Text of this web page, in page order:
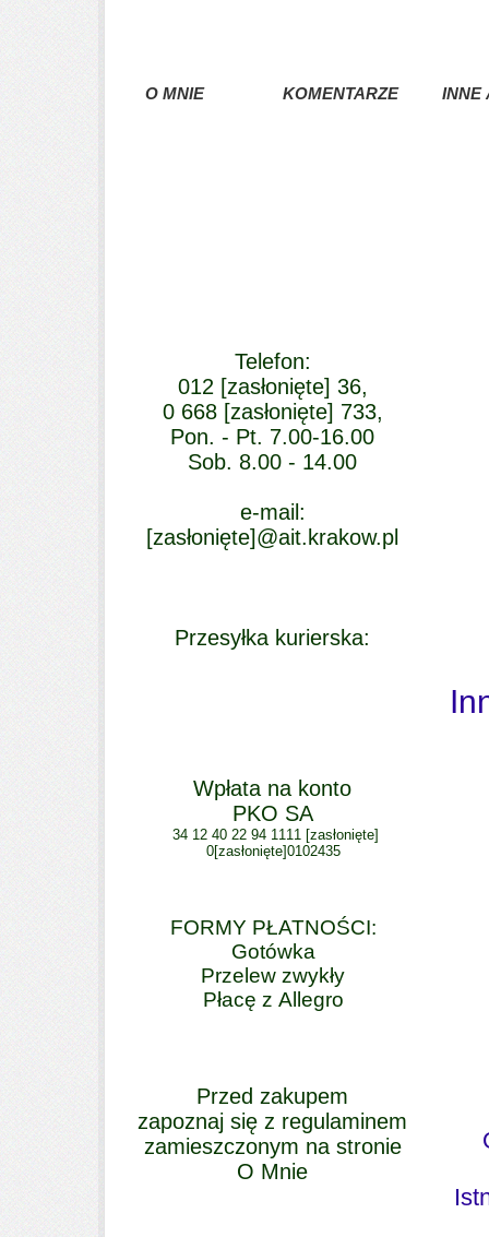
O MNIE KOMENTARZE INNE
Telefon:
012 [zasłonięte] 36,
0 668 [zasłonięte] 733,
Pon. - Pt. 7.00-16.00
Sob. 8.00 - 14.00
e-mail:
[zasłonięte]@ait.krakow.pl
Przesyłka kurierska:
Wpłata na konto
PKO SA
34 12 40 22 94 1111 [zasłonięte]
0[zasłonięte]0102435
FORMY PŁATNOŚCI:
Gotówka
Przelew zwykły
Płacę z Allegro
Przed zakupem
zapoznaj się z regulaminem
zamieszczonym na stronie
O Mnie